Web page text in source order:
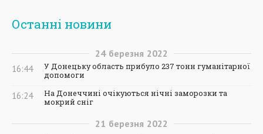
Останні новини
24 березня 2022
16:44
У Донецьку область прибуло 237 тонн гуманітарної
допомоги
16:24
На Донеччині очікуються нічні заморозки та
мокрий сніг
21 березня 2022